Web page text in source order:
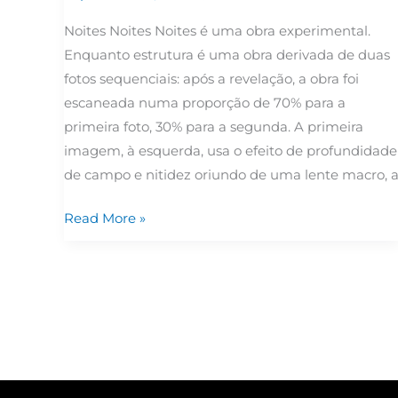
Noites Noites Noites é uma obra experimental.
Enquanto estrutura é uma obra derivada de duas
fotos sequenciais: após a revelação, a obra foi
escaneada numa proporção de 70% para a
primeira foto, 30% para a segunda. A primeira
imagem, à esquerda, usa o efeito de profundidade
de campo e nitidez oriundo de uma lente macro, a
Read More »